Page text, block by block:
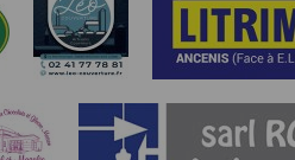
photo si l'utilisateur souhaite